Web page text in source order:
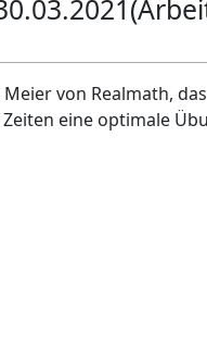
von Realmath,
eine optimale